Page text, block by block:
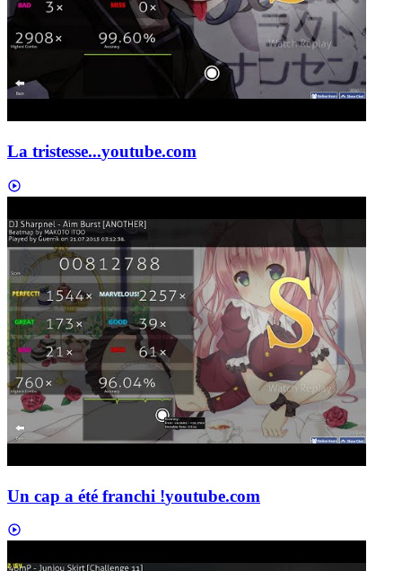
La tristesse...youtube.com
Un cap a été franchi !youtube.com